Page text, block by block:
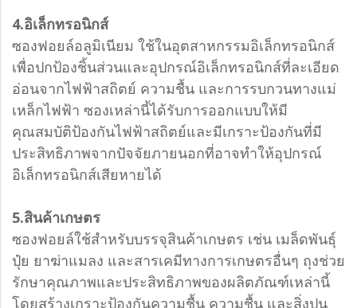
4.อิเล็กทรอนิกส์
ซองฟอยล์อลูมิเนียม ใช้ในอุตสาหกรรมอิเล็กทรอนิกส์
เพื่อปกป้องชิ้นส่วนและอุปกรณ์อิเล็กทรอนิกส์ที่ละเอียด
อ่อนจากไฟฟ้าสถิตย์ ความชื้น และการรบกวนทางแม่
เหล็กไฟฟ้า ซองเหล่านี้ได้รับการออกแบบให้มี
คุณสมบัติป้องกันไฟฟ้าสถิตย์และมีเกราะป้องกันที่มี
ประสิทธิภาพจากปัจจัยภายนอกที่อาจทำให้อุปกรณ์
อิเล็กทรอนิกส์เสียหายได้
5.สินค้าเกษตร
ซองฟอยล์ใช้สำหรับบรรจุสินค้าเกษตร เช่น เมล็ดพันธุ์
ปุ๋ย ยาฆ่าแมลง และสารเคมีทางการเกษตรอื่นๆ ถุงช่วย
รักษาคุณภาพและประสิทธิภาพของผลิตภัณฑ์เหล่านี้
โดยสร้างเกราะป้องกันความชื้น ความชื้น และสิ่งปน